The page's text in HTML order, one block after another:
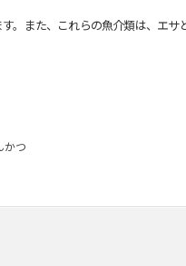
また、これらの魚介類は、エサ
かつ